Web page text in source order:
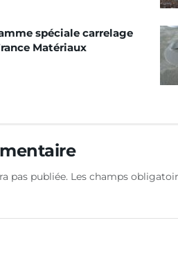
spéciale carrelage
Matériaux
pas publiée. Les champs